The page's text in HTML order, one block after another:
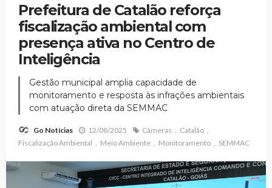
Prefeitura de Catalão reforça
fiscalização ambiental com
presença ativa no Centro de
Inteligência
Gestão municipal amplia capacidade de
monitoramento e resposta às infrações ambientais
com atuação direta da SEMMAC
Go Notícias 12/08/2025 Câmeras
Catalão
Fiscalização Ambiental
Meio Ambiente Monitoramento SEMMAC